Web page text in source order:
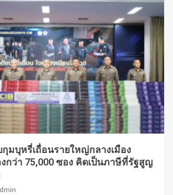
มบุหรี่เถื่อนรายใหญ่กลางเมือง
กว่า 75,000 ซอง คิดเป็นภาษีที่รัฐสูญ